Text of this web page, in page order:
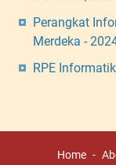
Perangkat
Merdeka -
RPE
Home